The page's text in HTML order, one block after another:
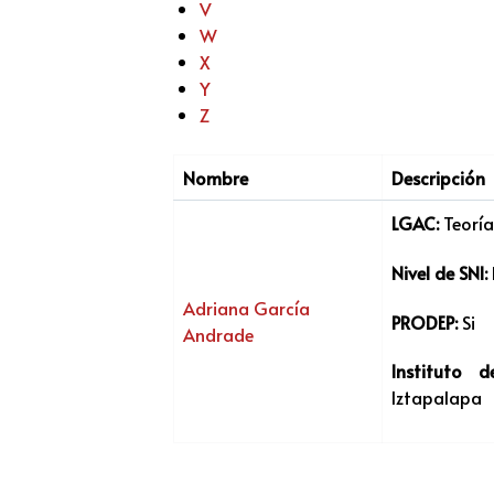
V
W
X
Y
Z
Nombre Descripción
Adriana García
Andrade
LGAC:
Nivel de SNI:
PRODEP:Si
Instituto
Iztapalapa